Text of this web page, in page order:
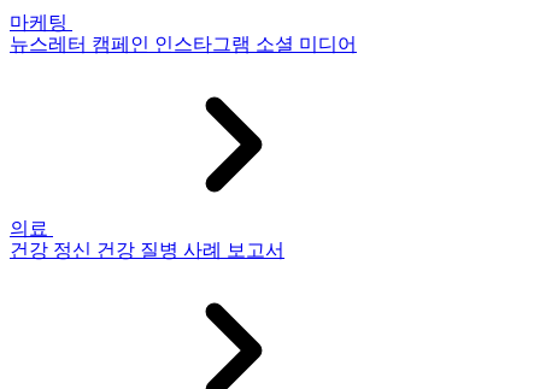
마케팅
뉴스레터 캠페인 인스타그램 소셜 미디어
의료
건강 정신 건강 질병 사례 보고서